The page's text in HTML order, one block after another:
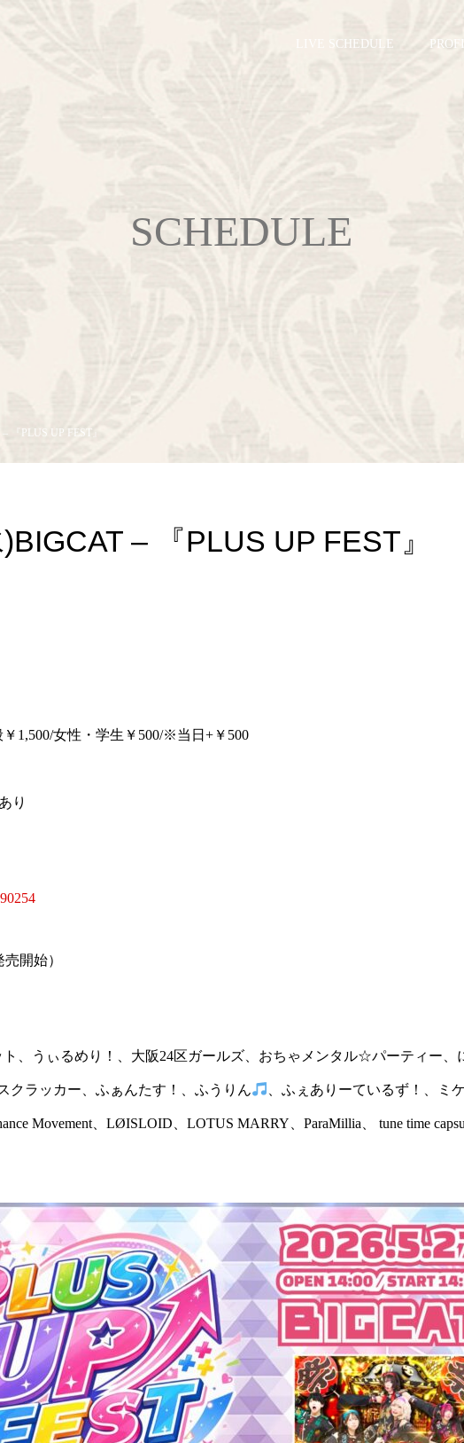
LIVE SCHEDULE
SCHEDULE
『PLUS UP FEST』
– 『PLUS UP FEST』
1,500/女性・学生￥500/※当日+￥500
り
売開始）
ト、うぃるめり！、大阪24区ガールズ、おちゃメンタル☆パーティー、
クラッカー、ふぁんたす！、ふうりん 、ふぇありーているず！、ミ
Movement、LØISLOID、LOTUS MARRY、ParaMillia、 tune time